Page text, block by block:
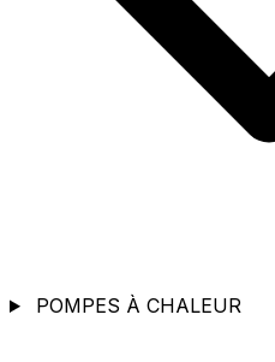
POMPES À CHALEUR